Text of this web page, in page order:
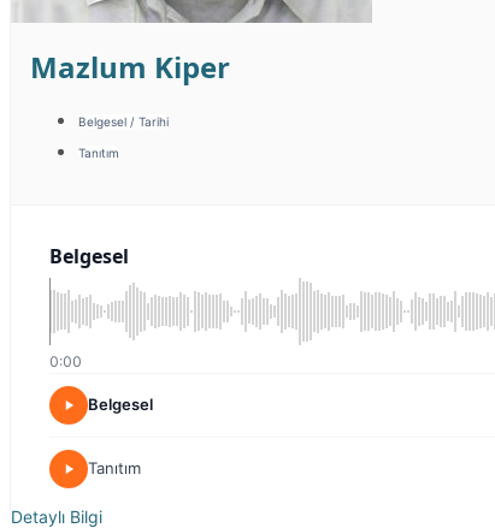
Mazlum Kiper
Belgesel / Tarihi
Tanıtım
Belgesel
0:00
Belgesel
Tanıtım
Detaylı Bilgi